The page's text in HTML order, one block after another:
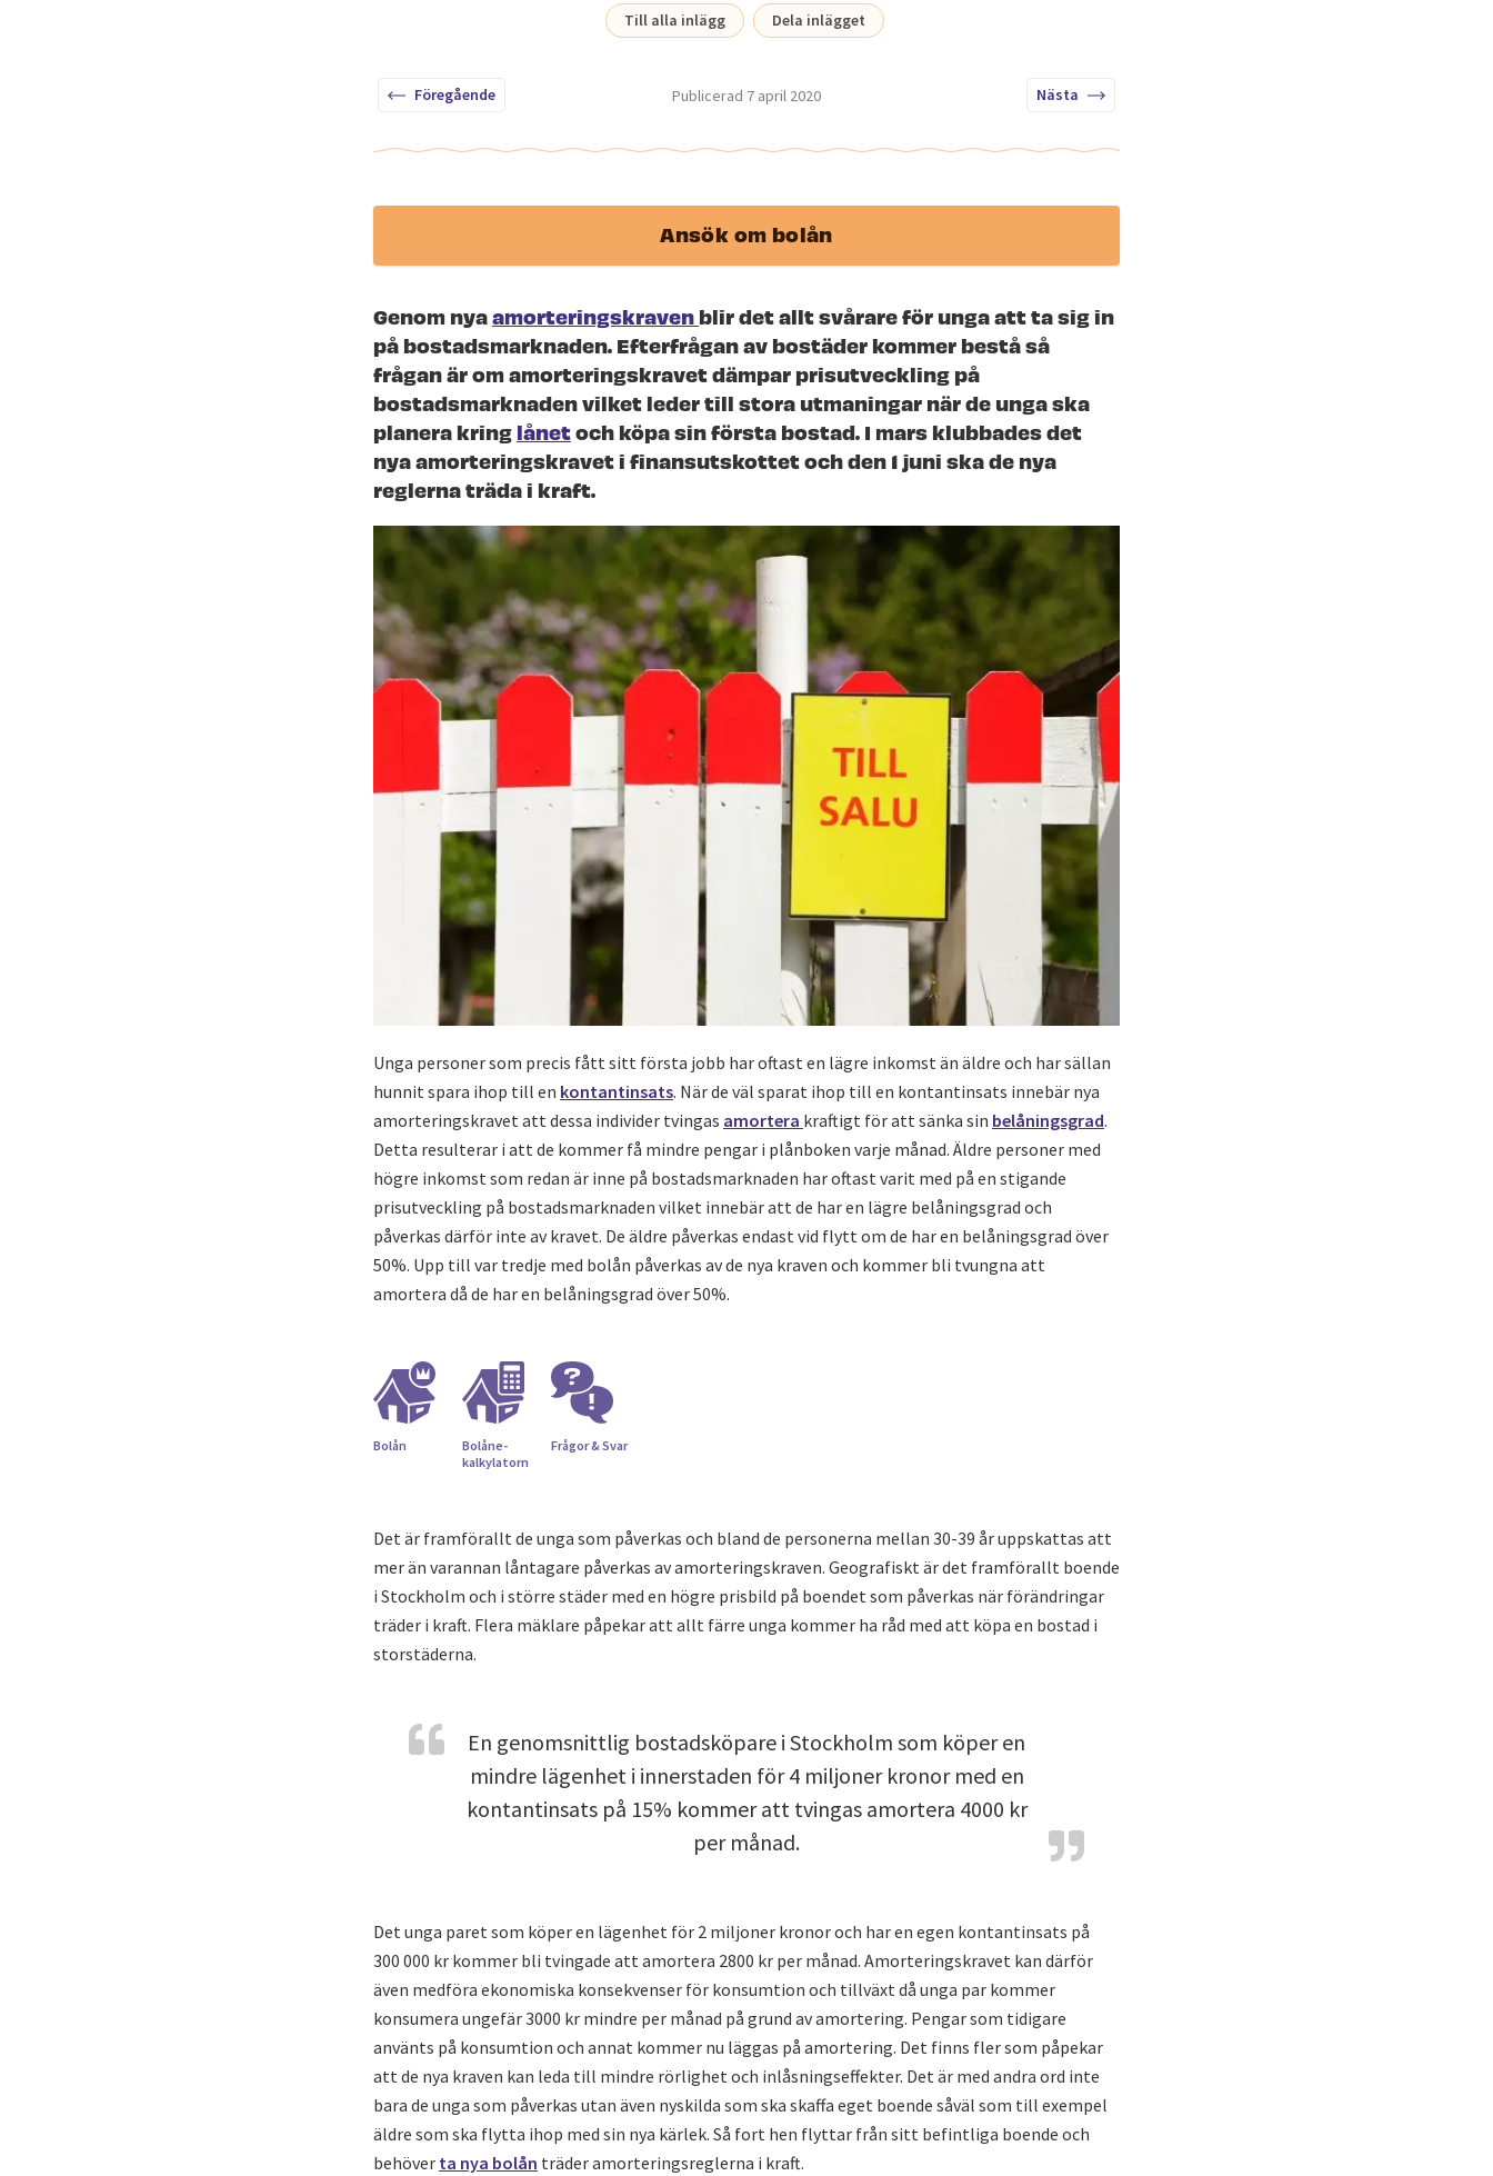
Till alla inlägg Dela inlägget
Publicerad 7 april 2020
Föregående Nästa
Ansök om bolån
Genom nyaamorteringskraven blir det allt svårare för unga att ta sig in
på bostadsmarknaden. Efterfrågan av bostäder kommer bestå så
frågan är om amorteringskravet dämpar prisutveckling på
bostadsmarknaden vilket leder till stora utmaningar när de unga ska
planera kring lånetoch köpa sin första bostad. I mars klubbades det
nya amorteringskravet i finansutskottet och den 1 juni ska de nya
reglerna träda i kraft.
Unga personer som precis fått sitt första jobb har oftast en lägre inkomst än äldre och har sällan
hunnit spara ihop till en kontantinsats. När de väl sparat ihop till en kontantinsats innebär nya
amorteringskravet att dessa individer tvingas amortera kraftigt för att sänka sin belåningsgrad.
Detta resulterar i att de kommer få mindre pengar i plånboken varje månad. Äldre personer med
högre inkomst som redan är inne på bostadsmarknaden har oftast varit med på en stigande
prisutveckling på bostadsmarknaden vilket innebär att de har en lägre belåningsgrad och
påverkas därför inte av kravet. De äldre påverkas endast vid flytt om de har en belåningsgrad över
50%. Upp till var tredje med bolån påverkas av de nya kraven och kommer bli tvungna att
amortera då de har en belåningsgrad över 50%.
Bolån
Bolåne­
kalkylatorn
Frågor & Svar
Det är framförallt de unga som påverkas och bland de personerna mellan 30-39 år uppskattas att
mer än varannan låntagare påverkas av amorteringskraven. Geografiskt är det framförallt boende
i Stockholm och i större städer med en högre prisbild på boendet som påverkas när förändringar
träder i kraft. Flera mäklare påpekar att allt färre unga kommer ha råd med att köpa en bostad i
storstäderna.
En genomsnittlig bostadsköpare i Stockholm som köper en
mindre lägenhet i innerstaden för 4 miljoner kronor med en
kontantinsats på 15% kommer att tvingas amortera 4000 kr
per månad.
Det unga paret som köper en lägenhet för 2 miljoner kronor och har en egen kontantinsats på
300 000 kr kommer bli tvingade att amortera 2800 kr per månad. Amorteringskravet kan därför
även medföra ekonomiska konsekvenser för konsumtion och tillväxt då unga par kommer
konsumera ungefär 3000 kr mindre per månad på grund av amortering. Pengar som tidigare
använts på konsumtion och annat kommer nu läggas på amortering. Det finns fler som påpekar
att de nya kraven kan leda till mindre rörlighet och inlåsningseffekter. Det är med andra ord inte
bara de unga som påverkas utan även nyskilda som ska skaffa eget boende såväl som till exempel
äldre som ska flytta ihop med sin nya kärlek. Så fort hen flyttar från sitt befintliga boende och
behöver ta nya bolån träder amorteringsreglerna i kraft.